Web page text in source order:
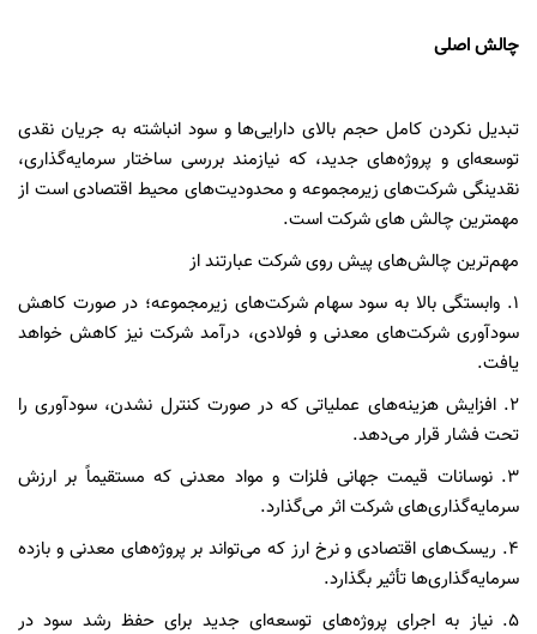
چالش اصلی
تبدیل نکردن کامل حجم بالای دارایی‌ها و سود انباشته به جریان نقدی
توسعه‌ای و پروژه‌های جدید، که نیازمند بررسی ساختار سرمایه‌گذاری،
نقدینگی شرکت‌های زیرمجموعه و محدودیت‌های محیط اقتصادی است از
مهمترین چالش های شرکت است.
مهم‌ترین چالش‌های پیش روی شرکت عبارتند از
1. وابستگی بالا به سود سهام شرکت‌های زیرمجموعه؛ در صورت کاهش
سودآوری شرکت‌های معدنی و فولادی، درآمد شرکت نیز کاهش خواهد
یافت.
2. افزایش هزینه‌های عملیاتی که در صورت کنترل نشدن، سودآوری را
تحت فشار قرار می‌دهد.
3. نوسانات قیمت جهانی فلزات و مواد معدنی که مستقیماً بر ارزش
سرمایه‌گذاری‌های شرکت اثر می‌گذارد.
4. ریسک‌های اقتصادی و نرخ ارز که می‌تواند بر پروژه‌های معدنی و بازده
سرمایه‌گذاری‌ها تأثیر بگذارد.
5. نیاز به اجرای پروژه‌های توسعه‌ای جدید برای حفظ رشد سود در